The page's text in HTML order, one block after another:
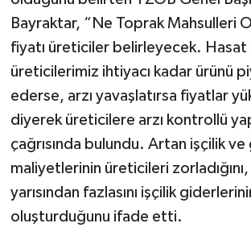
Bayraktar, “Ne Toprak Mahsulleri
fiyatı üreticiler belirleyecek. Hasat
üreticilerimiz ihtiyacı kadar ürünü
ederse, arzı yavaşlatırsa fiyatlar
diyerek üreticilere arzı kontrollü
çağrısında bulundu. Artan işçilik ve
maliyetlerinin üreticileri
yarısından fazlasını işçilik
oluşturduğunu ifade etti.